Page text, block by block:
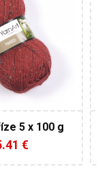
280
5 x 100 g
€